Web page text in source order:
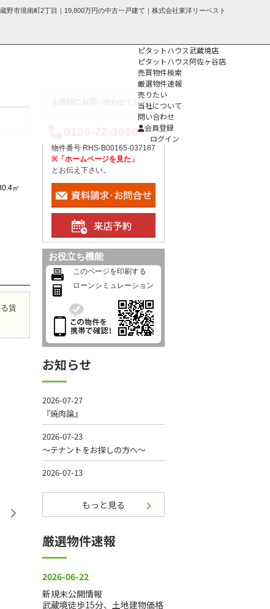
市境南町2丁目｜19,800万円の中古一戸建て｜株式会社東洋リーベスト
ピタットハウス武蔵境店
ピタットハウス阿佐ヶ谷店
売買物件検索
厳選物件速報
売りたい
当社について
問い合わせ
会員登録
ログイン
㎡
賃
お気軽にお問い合わせください
0120-72-3966
物件番号 RHS-B00165-037187
※「ホームページを見た」
とお伝え下さい。
お役立ち機能
このページを印刷する
ローンシミュレーション
お知らせ
もっと見る
厳選物件速報